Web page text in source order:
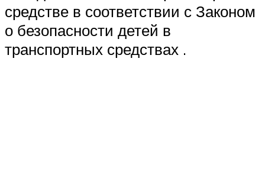
средстве в соответствии с Законом
о безопасности детей в
транспортных средствах .